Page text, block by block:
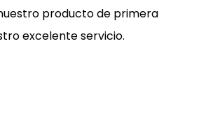
producto de primera
excelente servicio.